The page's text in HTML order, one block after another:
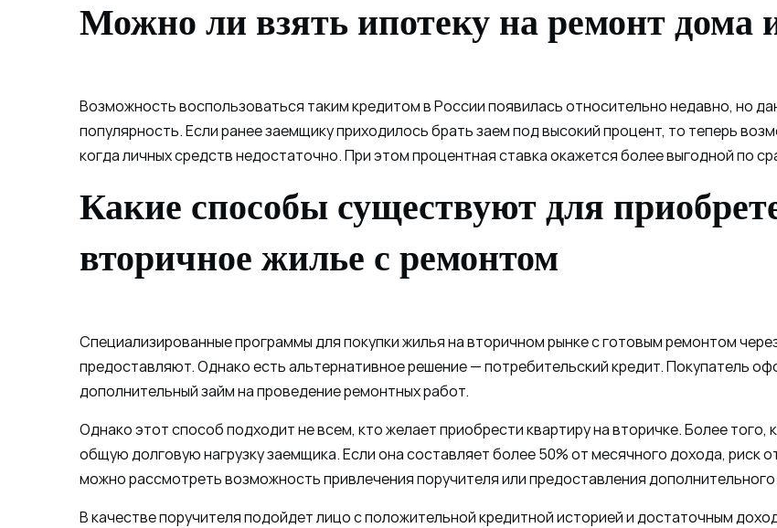
Можно ли взять ипотеку на ремонт дома
Возможность воспользоваться таким кредитом в России появилась относительно недавно, но
популярность. Если ранее заемщику приходилось брать заем под высокий процент, то теперь
когда личных средств недостаточно. При этом процентная ставка окажется более выгодной по
Какие способы существуют для
вторичное жилье с ремонтом
Специализированные программы для покупки жилья на вторичном рынке с готовым ремонтом
предоставляют. Однако есть альтернативное решение — потребительский кредит. Покупатель
дополнительный займ на проведение ремонтных работ.
Однако этот способ подходит не всем, кто желает приобрести квартиру на вторичке. Более
общую долговую нагрузку заемщика. Если она составляет более 50% от месячного дохода, риск
можно рассмотреть возможность привлечения поручителя или предоставления дополнительного
В качестве поручителя подойдет лицо с положительной кредитной историей и достаточным